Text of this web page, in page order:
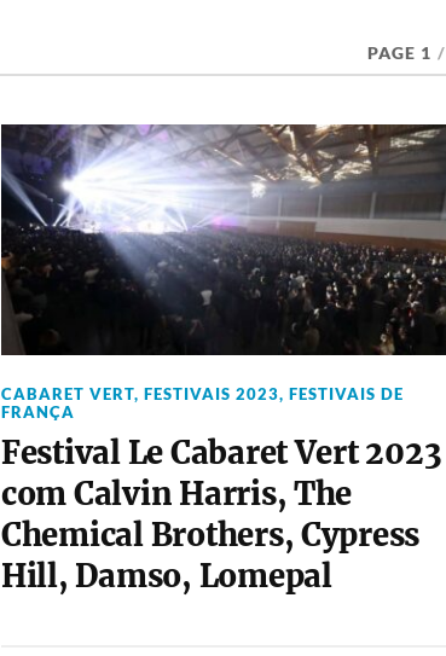
PAGE 1 /
CABARET VERT, FESTIVAIS 2023, FESTIVAIS DE
FRANÇA
Festival Le Cabaret Vert 2023
com Calvin Harris, The
Chemical Brothers, Cypress
Hill, Damso, Lomepal